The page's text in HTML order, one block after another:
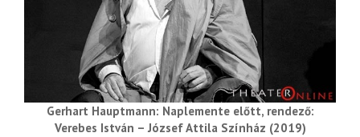
Gerhart Hauptmann: Naplemente előtt, rendező:
Verebes István – József Attila Színház (2019)